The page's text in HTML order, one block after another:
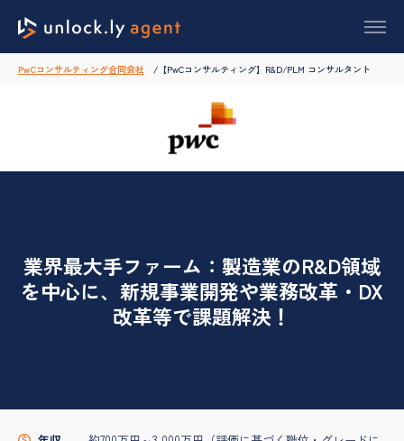
PwCコンサルティング合同会社 【PwCコンサルティング】R&D/PLM コンサルタント
業界最大手ファーム：製造業のR&D領域
を中心に、新規事業開発や業務改革・DX
改革等で課題解決！